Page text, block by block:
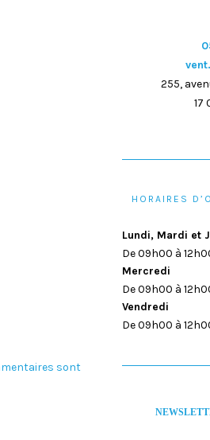
sont
255,
17
HORAIRES
Lundi, Mardi et
De 09h00 à
Mercredi
De 09h00 à
Vendredi
De 09h00 à